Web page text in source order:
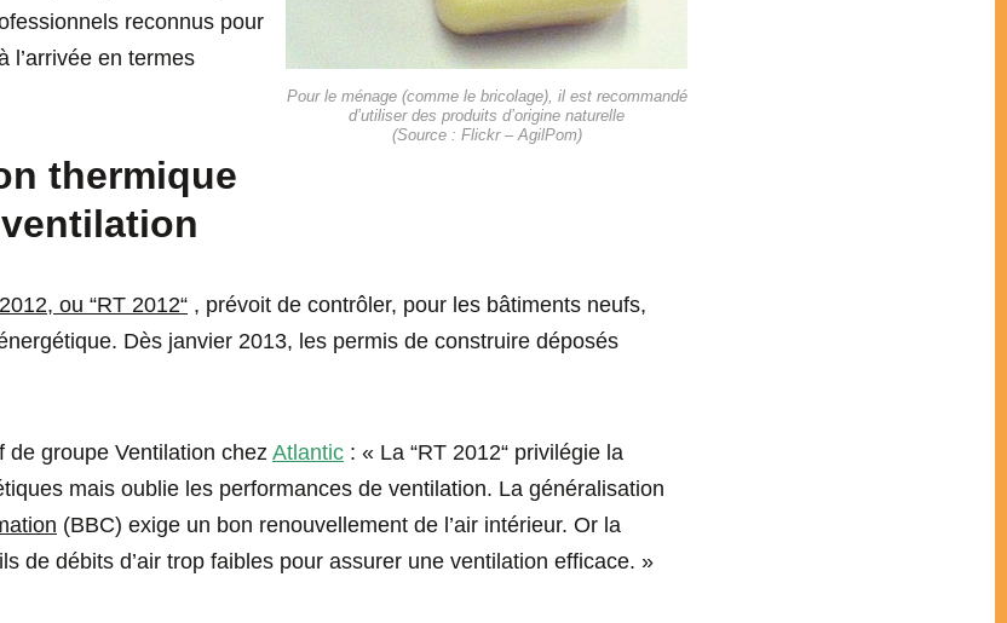
Pour le ménage (comme le bricolage), il est recommandé
d’utiliser des produits d’origine naturelle
(Source : Flickr – AgilPom)
reconnus pour
l’arrivée en termes
thermique
ou “RT 2012“ , prévoit de contrôler, pour les bâtiments neufs,
Dès janvier 2013, les permis de construire déposés
de groupe Ventilation chez Atlantic : « La “RT 2012“ privilégie la
mais oublie les performances de ventilation. La généralisation
(BBC) exige un bon renouvellement de l’air intérieur. Or la
de débits d’air trop faibles pour assurer une ventilation efficace. »